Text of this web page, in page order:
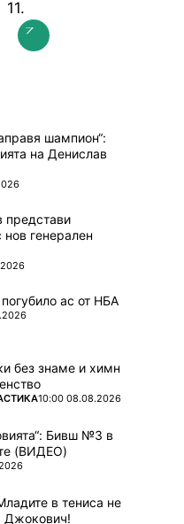
шампион“:
на Денислав
представи
генерален
ас от НБА
без знаме и химн
10:00 08.08.2026
Бивш №3 в
(ВИДЕО)
в тениса не
Джокович!